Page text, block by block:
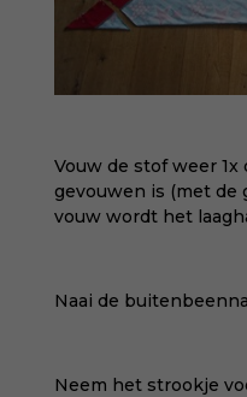
Vouw de stof weer 1x
gevouwen is (met de
vouw wordt het
Naai de
Neem het strookje